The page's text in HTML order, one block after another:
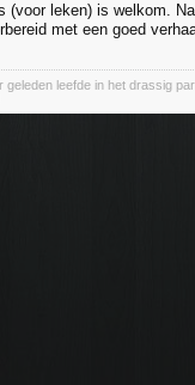
(voor leken) is welkom.
met een goed
geleden leefde in het drassig